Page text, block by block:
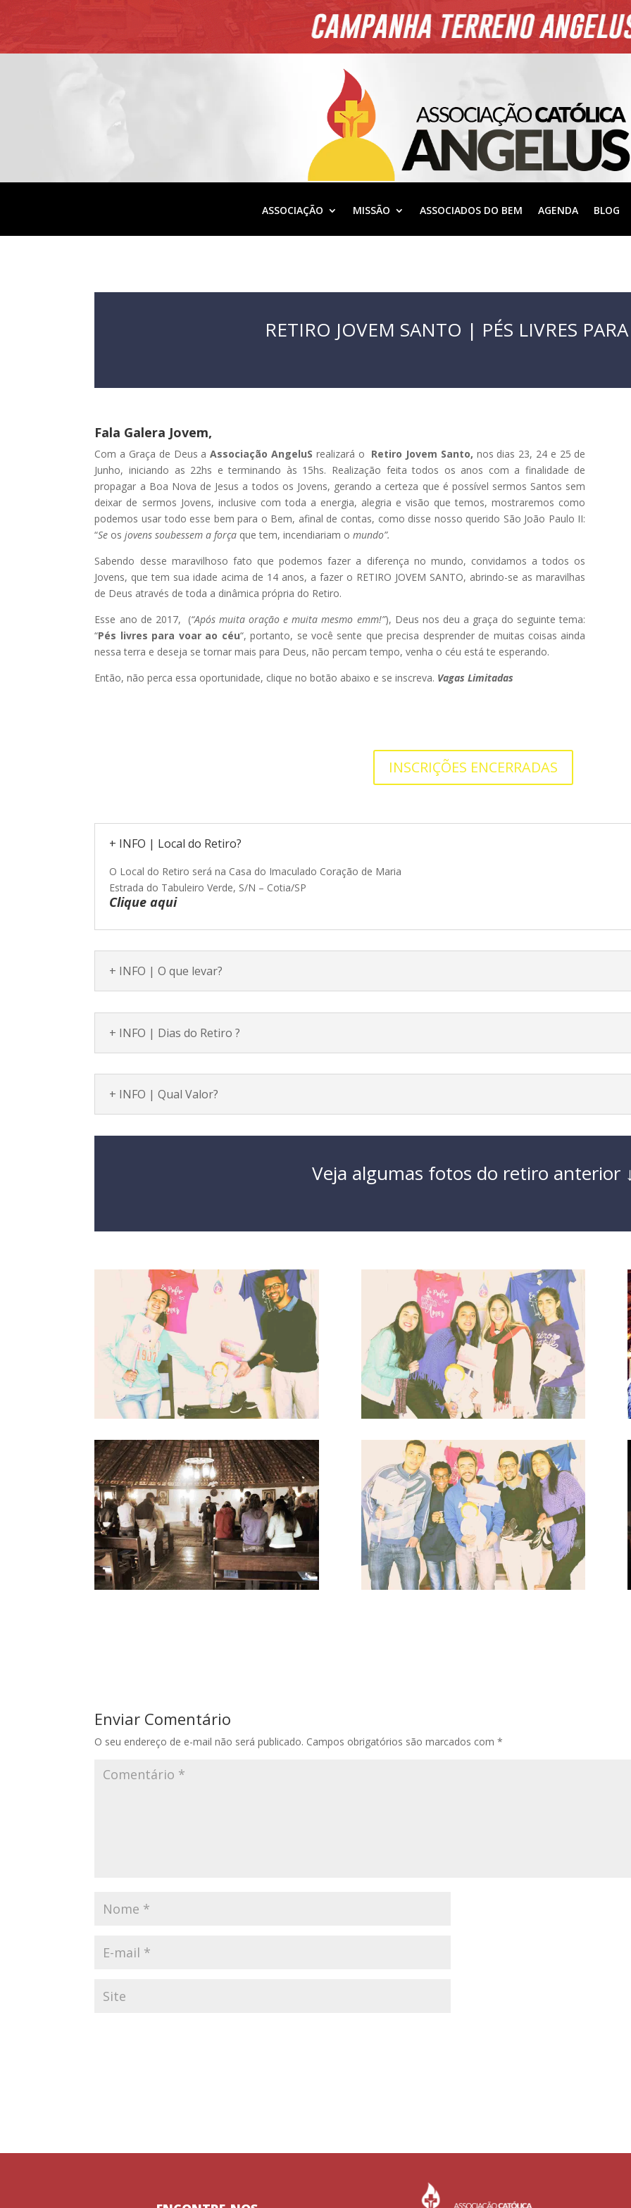
ASSOCIAÇÃO MISSÃO ASSOCIADOS DO BEM AGENDA BLOG
RETIRO JOVEM SANTO | PÉS LIVRES
Fala Galera Jovem,
Com a Graça de Deus aAssociação AngeluS realizará o Retiro Jovem Santo, nos dias 23, 24 e 25 de
Junho, iniciando as 22hs e terminando às 15hs. Realização feita todos os anos com a finalidade de
propagar a Boa Nova de Jesus a todos os Jovens, gerando a certeza que é possível sermos Santos sem
deixar de sermos Jovens, inclusive com toda a energia, alegria e visão que temos, mostraremos como
podemos usar todo esse bem para o Bem, afinal de contas, como disse nosso querido São João Paulo II:
“Se osjovens soubessem a força que tem, incendiariam omundo”.
Sabendo desse maravilhoso fato que podemos fazer a diferença no mundo, convidamos a todos os
Jovens, que tem sua idade acima de 14 anos, a fazer o RETIRO JOVEM SANTO, abrindo-se as maravilhas
de Deus através de toda a dinâmica própria do Retiro.
Esse ano de 2017, (“Após muita oração e muita mesmo emm!”), Deus nos deu a graça do seguinte tema:
“Pés livres para voar ao céu“, portanto, se você sente que precisa desprender de muitas coisas ainda
nessa terra e deseja se tornar mais para Deus, não percam tempo, venha o céu está te esperando.
Então, não perca essa oportunidade, clique no botão abaixo e se inscreva. Vagas Limitadas
INSCRIÇÕES ENCERRADAS
+ INFO | Local do Retiro?
O Local do Retiro será na Casa do Imaculado Coração de Maria
Estrada do Tabuleiro Verde, S/N – Cotia/SP
Cliqueaqui
+ INFO | O que levar?
+ INFO | Dias do Retiro ?
+ INFO | Qual Valor?
Veja algumas fotos do retiro anterior
Enviar Comentário
O seu endereço de e-mail não será publicado. Campos obrigatórios são marcados com*